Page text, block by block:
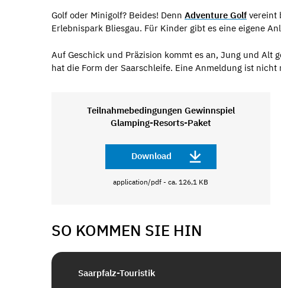
Golf oder Minigolf? Beides! Denn Adventure Golf vereint
Erlebnispark Bliesgau. Für Kinder gibt es eine eigene
Auf Geschick und Präzision kommt es an, Jung und Alt
hat die Form der Saarschleife. Eine Anmeldung ist
Teilnahmebedingungen Gewinnspiel
Glamping-Resorts-Paket
Download
application/pdf - ca. 126,1 KB
SO KOMMEN SIE HIN
Saarpfalz-Touristik